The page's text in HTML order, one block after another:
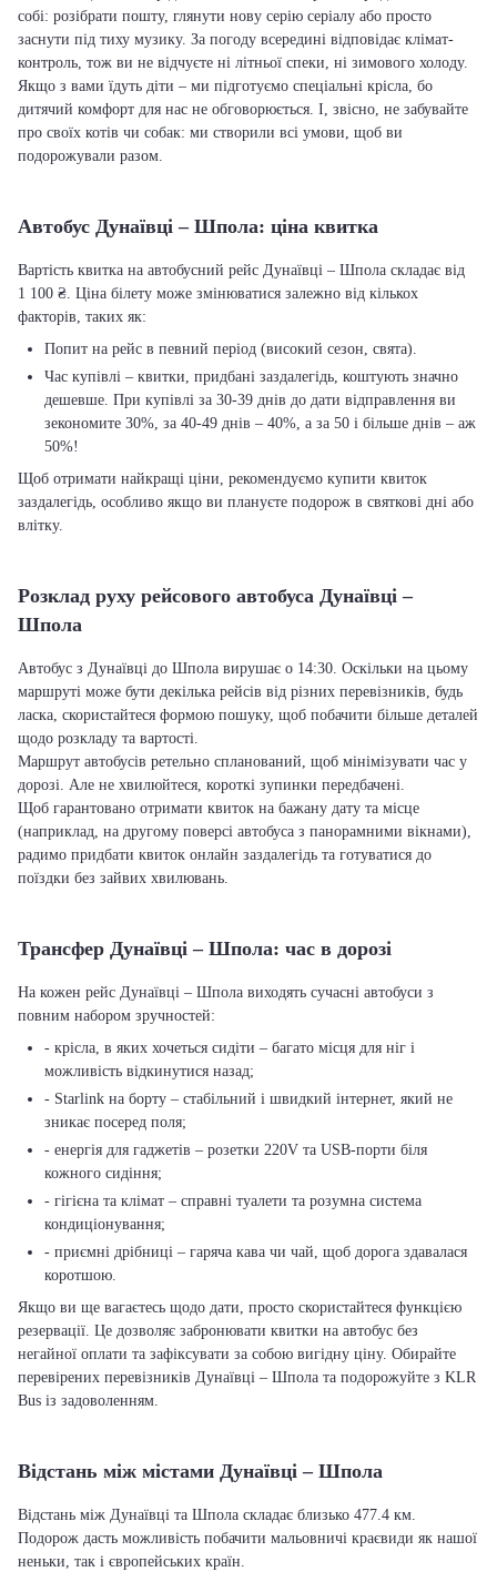
собі: розібрати пошту, глянути нову серію серіалу або просто
заснути під тиху музику. За погоду всередині відповідає клімат-
контроль, тож ви не відчуєте ні літньої спеки, ні зимового холоду.
Якщо з вами їдуть діти – ми підготуємо спеціальні крісла, бо
дитячий комфорт для нас не обговорюється. І, звісно, не забувайте
про своїх котів чи собак: ми створили всі умови, щоб ви
подорожували разом.
Автобус Дунаївці – Шпола: ціна квитка
Вартість квитка на автобусний рейс Дунаївці – Шпола складає від
1 100 ₴. Ціна білету може змінюватися залежно від кількох
факторів, таких як:
Попит на рейс в певний період (високий сезон, свята).
Час купівлі – квитки, придбані заздалегідь, коштують значно
дешевше. При купівлі за 30-39 днів до дати відправлення ви
зекономите 30%, за 40-49 днів – 40%, а за 50 і більше днів – аж
50%!
Щоб отримати найкращі ціни, рекомендуємо купити квиток
заздалегідь, особливо якщо ви плануєте подорож в святкові дні або
влітку.
Розклад руху рейсового автобуса Дунаївці –
Шпола
Автобус з Дунаївці до Шпола вирушає о 14:30. Оскільки на цьому
маршруті може бути декілька рейсів від різних перевізників, будь
ласка, скористайтеся формою пошуку, щоб побачити більше деталей
щодо розкладу та вартості.
Маршрут автобусів ретельно спланований, щоб мінімізувати час у
дорозі. Але не хвилюйтеся, короткі зупинки передбачені.
Щоб гарантовано отримати квиток на бажану дату та місце
(наприклад, на другому поверсі автобуса з панорамними вікнами),
радимо придбати квиток онлайн заздалегідь та готуватися до
поїздки без зайвих хвилювань.
Трансфер Дунаївці – Шпола: час в дорозі
На кожен рейс Дунаївці – Шпола виходять сучасні автобуси з
повним набором зручностей:
- крісла, в яких хочеться сидіти – багато місця для ніг і
можливість відкинутися назад;
- Starlink на борту – стабільний і швидкий інтернет, який не
зникає посеред поля;
- енергія для гаджетів – розетки 220V та USB-порти біля
кожного сидіння;
- гігієна та клімат – справні туалети та розумна система
кондиціонування;
- приємні дрібниці – гаряча кава чи чай, щоб дорога здавалася
коротшою.
Якщо ви ще вагаєтесь щодо дати, просто скористайтеся функцією
резервації. Це дозволяє забронювати квитки на автобус без
негайної оплати та зафіксувати за собою вигідну ціну. Обирайте
перевірених перевізників Дунаївці – Шпола та подорожуйте з KLR
Bus із задоволенням.
Відстань між містами Дунаївці – Шпола
Відстань між Дунаївці та Шпола складає близько 477.4 км.
Подорож дасть можливість побачити мальовничі краєвиди як нашої
неньки, так і європейських країн.